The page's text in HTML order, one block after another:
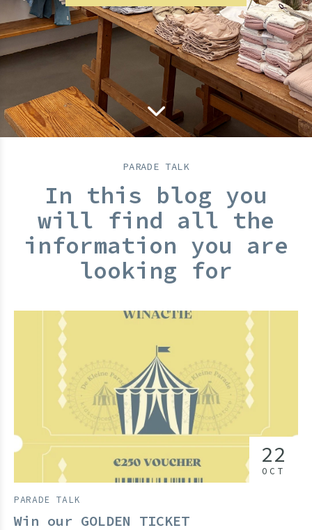
PARADE TALK
In this blog you
will find all the
information you are
looking for
22
OCT
PARADE TALK
Win our GOLDEN TICKET